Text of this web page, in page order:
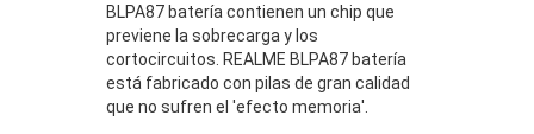
BLPA87 batería contienen un chip que
previene la sobrecarga y los
cortocircuitos. REALME BLPA87 batería
está fabricado con pilas de gran calidad
que no sufren el 'efecto memoria'.